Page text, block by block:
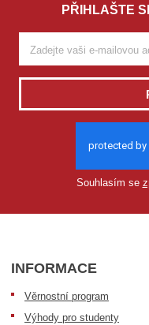
PŘIHLAŠTE
Souhlasím se
INFORMACE
Věrnostní program
Výhody pro studenty